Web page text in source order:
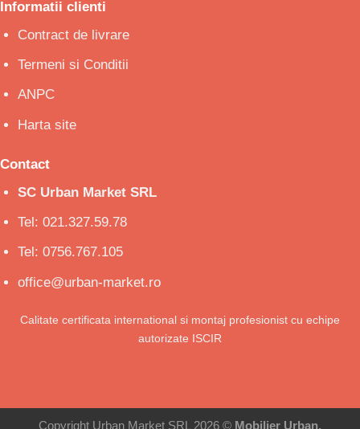
Informatii clienti
Contract de livrare
Termeni si Conditii
ANPC
Harta site
Contact
SC Urban Market SRL
Tel: 021.327.59.78
Tel: 0756.767.105
office@urban-market.ro
Calitate certificata international si montaj profesionist cu echipe
autorizate ISCIR
Copyright Urban Market SRL 2026 © Mobilier Urban,